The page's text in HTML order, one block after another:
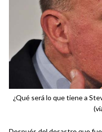
¿Qué será lo que tiene a